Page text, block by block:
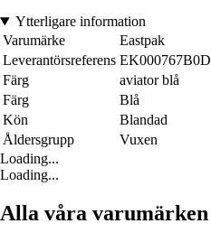
Ytterligare information
Varumärke
Eastpak
Leverantörsreferens EK000767B0D
Färg
aviator blå
Färg
Blå
Kön
Blandad
Åldersgrupp
Vuxen
Loading...
Loading...
Alla våra varumärken